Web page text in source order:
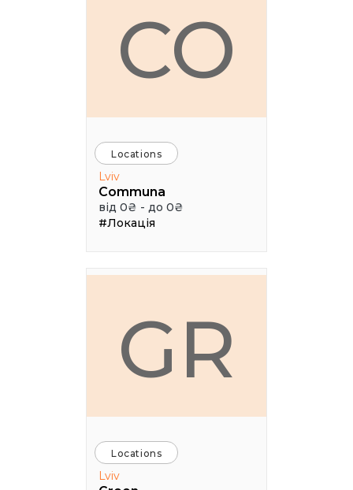
CO
Locations
Lviv
Communa
від 0₴ - до 0₴
#Локація
GR
Locations
Lviv